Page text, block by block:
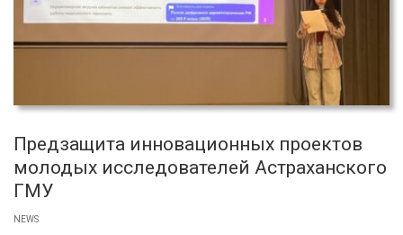
Предзащита инновационных проектов
молодых исследователей Астраханского
ГМУ
NEWS